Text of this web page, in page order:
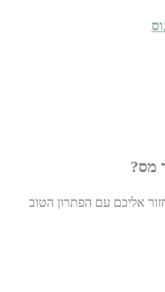
מס?
אליכם עם הפתרון הטוב